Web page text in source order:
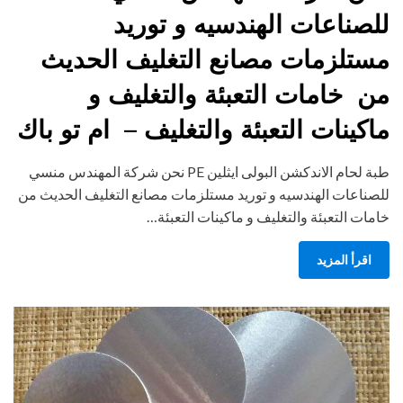
للصناعات الهندسيه و توريد
مستلزمات مصانع التغليف الحديث
من خامات التعبئة والتغليف و
ماكينات التعبئة والتغليف – ام تو باك
طبة لحام الاندكشن البولى ايثلين PE نحن شركة المهندس منسي
للصناعات الهندسيه و توريد مستلزمات مصانع التغليف الحديث من
خامات التعبئة والتغليف و ماكينات التعبئة…
اقرأ المزيد